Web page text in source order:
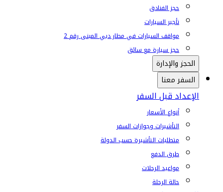
حجز الفنادق
تأجير السيارات
مواقف السيارات في مطار دبي المبنى رقم 2
حجز سيارة مع سائق
الحجز والإدارة
السفر معنا
الإعداد قبل السفر
أنواع الأسعار
التأشيرات وجوازات السفر
متطلبات التأشيرة حسب الدولة
طرق الدفع
مواعيد الرحلات
حالة الرحلة